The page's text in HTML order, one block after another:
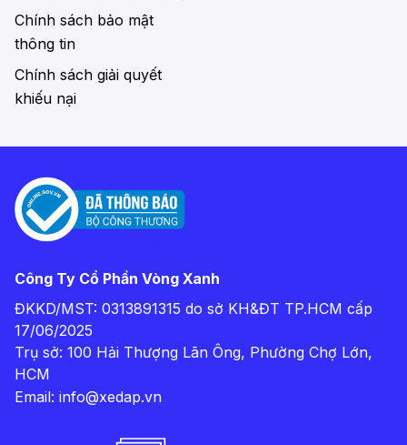
Chính sách bảo mật
thông tin
Chính sách giải quyết
khiếu nại
Công Ty Cổ Phần Vòng Xanh
ĐKKD/MST: 0313891315 do sở KH&ĐT TP.HCM cấp
17/06/2025
Trụ sở: 100 Hải Thượng Lãn Ông, Phường Chợ Lớn,
HCM
Email: info@xedap.vn